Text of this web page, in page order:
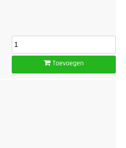
Toevoegen